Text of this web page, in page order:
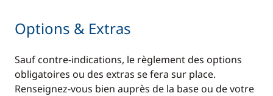
Options & Extras
Sauf contre-indications, le règlement des options
obligatoires ou des extras se fera sur place.
Renseignez-vous bien auprès de la base ou de votre